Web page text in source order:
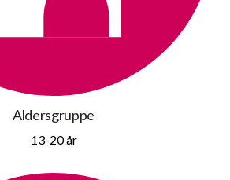
Aldersgruppe
13-20 år